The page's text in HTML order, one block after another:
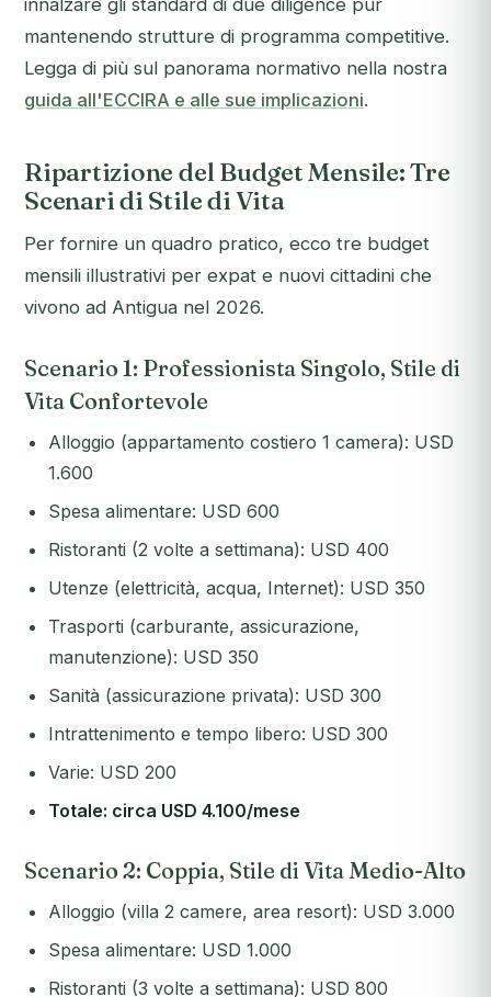
innalzare gli standard di due diligence pur
mantenendo strutture di programma competitive.
Legga di più sul panorama normativo nella nostra
guida all'ECCIRA e alle sue implicazioni.
Ripartizione del Budget Mensile: Tre
Scenari di Stile di Vita
Per fornire un quadro pratico, ecco tre budget
mensili illustrativi per expat e nuovi cittadini che
vivono ad Antigua nel 2026.
Scenario 1: Professionista Singolo, Stile di
Vita Confortevole
Alloggio (appartamento costiero 1 camera): USD
1.600
Spesa alimentare: USD 600
Ristoranti (2 volte a settimana): USD 400
Utenze (elettricità, acqua, Internet): USD 350
Trasporti (carburante, assicurazione,
manutenzione): USD 350
Sanità (assicurazione privata): USD 300
Intrattenimento e tempo libero: USD 300
Varie: USD 200
Totale: circa USD 4.100/mese
Scenario 2: Coppia, Stile di Vita Medio-Alto
Alloggio (villa 2 camere, area resort): USD 3.000
Spesa alimentare: USD 1.000
Ristoranti (3 volte a settimana): USD 800